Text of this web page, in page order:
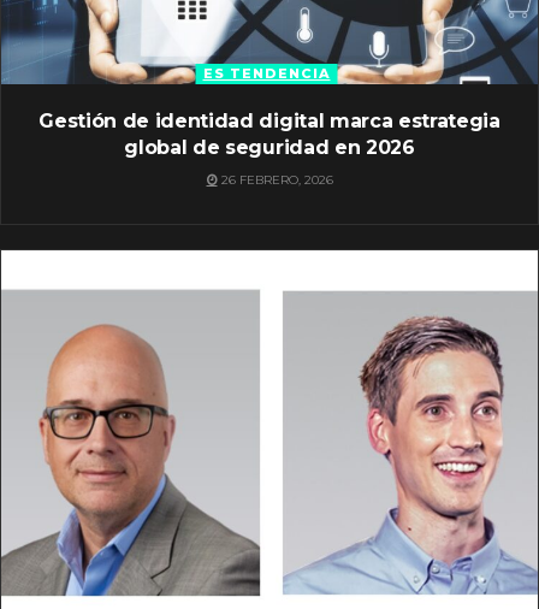
ES TENDENCIA
Gestión de identidad digital marca estrategia
global de seguridad en 2026
26 FEBRERO, 2026